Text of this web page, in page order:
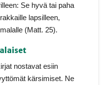
Se hyvä tai paha
lapsilleen,
(Matt. 25).
nostavat esiin
kärsimiset. Ne